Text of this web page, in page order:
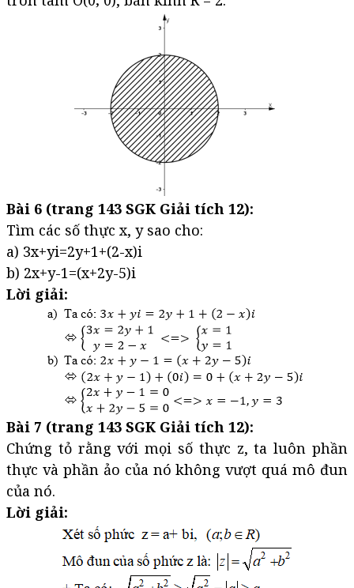
Bài 6 (trang 143 SGK Giải tích 12):
Tìm các số thực x, y sao cho:
a) 3x+yi=2y+1+(2-x)i
b) 2x+y-1=(x+2y-5)i
Lời giải:
Bài 7 (trang 143 SGK Giải tích 12):
Chứng tỏ rằng với mọi số thực z, ta luôn phần
thực và phần ảo của nó không vượt quá mô đun
của nó.
Lời giải: